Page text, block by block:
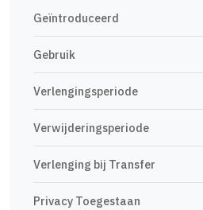
Geïntroduceerd
Gebruik
Verlengingsperiode
Verwijderingsperiode
Verlenging bij Transfer
Privacy Toegestaan